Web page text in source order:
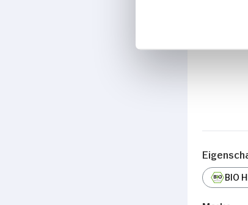
anbieten zu
Informationen zu
zusammen, die
BIO